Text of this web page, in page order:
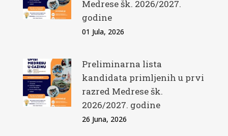
Medrese šk. 2026/2027.
godine
01 Jula, 2026
Preliminarna lista
kandidata primljenih u prvi
razred Medrese šk.
2026/2027. godine
26 Juna, 2026